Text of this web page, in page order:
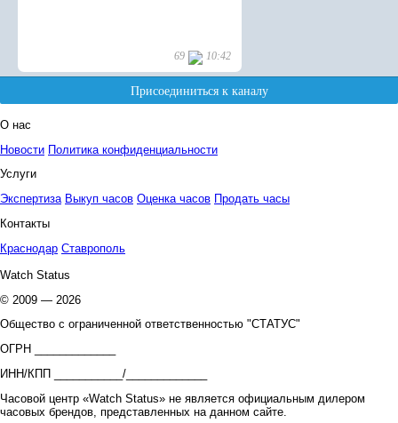
О нас
Новости Политика конфиденциальности
Услуги
Экспертиза Выкуп часов Оценка часов Продать часы
Контакты
Краснодар Ставрополь
Watch Status
© 2009 — 2026
Общество с ограниченной ответственностью "СТАТУС"
ОГРН _____________
ИНН/КПП ___________/_____________
Часовой центр «Watch Status» не является официальным дилером
часовых брендов, представленных на данном сайте.